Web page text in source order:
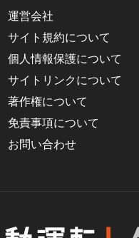
運営会社
サイト規約について
個人情報保護について
サイトリンクについて
著作権について
免責事項について
お問い合わせ